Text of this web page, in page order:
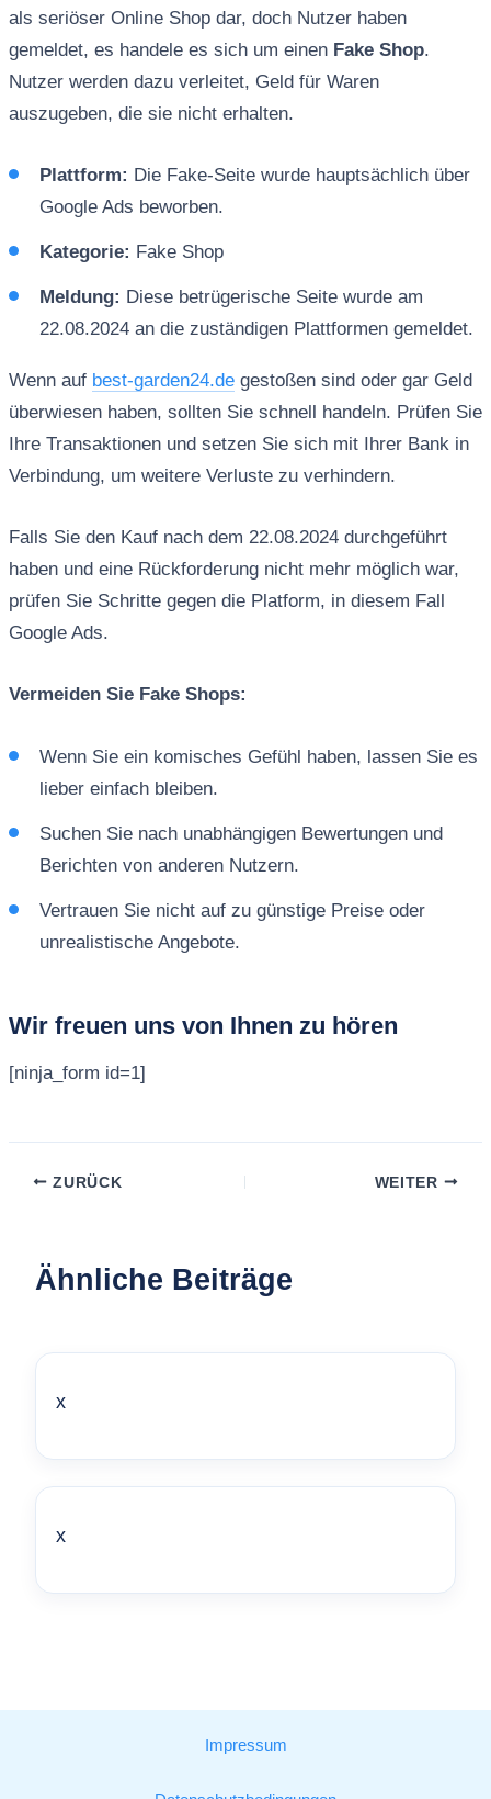
als seriöser Online Shop dar, doch Nutzer haben
gemeldet, es handele es sich um einen Fake Shop.
Nutzer werden dazu verleitet, Geld für Waren
auszugeben, die sie nicht erhalten.
Plattform: Die Fake-Seite wurde hauptsächlich über
Google Ads beworben.
Kategorie: Fake Shop
Meldung: Diese betrügerische Seite wurde am
22.08.2024 an die zuständigen Plattformen gemeldet.
Wenn auf best-garden24.degestoßen sind oder gar Geld
überwiesen haben, sollten Sie schnell handeln. Prüfen Sie
Ihre Transaktionen und setzen Sie sich mit Ihrer Bank in
Verbindung, um weitere Verluste zu verhindern.
Falls Sie den Kauf nach dem 22.08.2024 durchgeführt
haben und eine Rückforderung nicht mehr möglich war,
prüfen Sie Schritte gegen die Platform, in diesem Fall
Google Ads.
Vermeiden Sie Fake Shops:
Wenn Sie ein komisches Gefühl haben, lassen Sie es
lieber einfach bleiben.
Suchen Sie nach unabhängigen Bewertungen und
Berichten von anderen Nutzern.
Vertrauen Sie nicht auf zu günstige Preise oder
unrealistische Angebote.
Wir freuen uns von Ihnen zu hören
[ninja_form id=1]
ZURÜCK WEITER
Ähnliche Beiträge
x
x
Impressum